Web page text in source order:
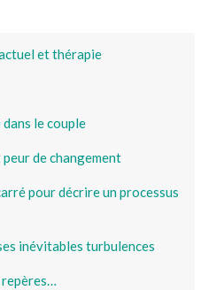
et thérapie
le couple
de changement
pour décrire un processus
inévitables turbulences
repères…